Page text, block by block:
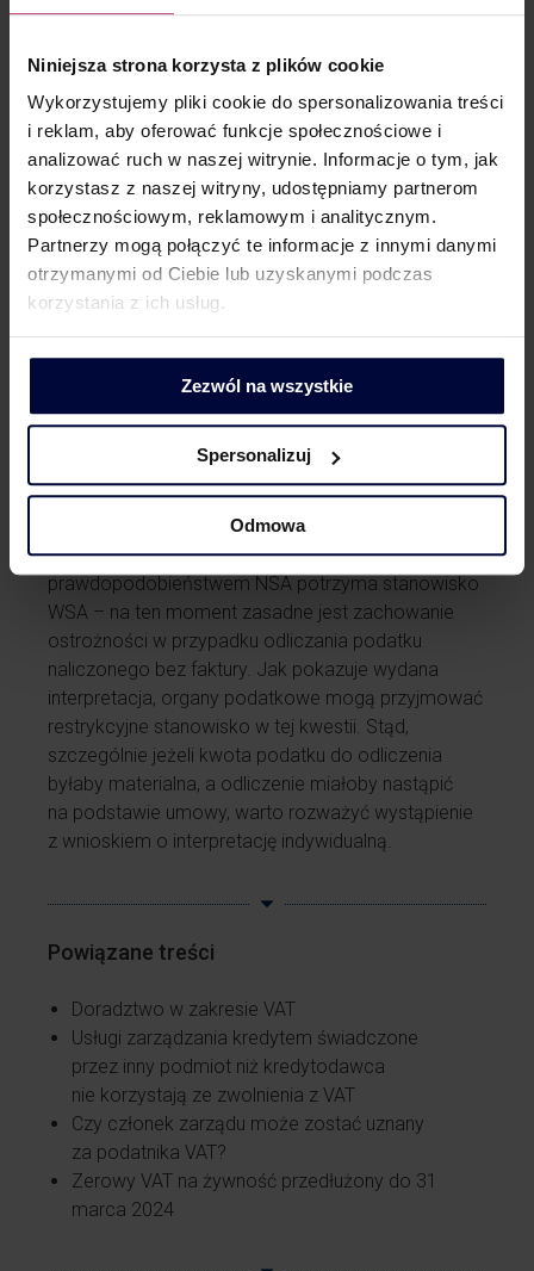
Niniejsza strona korzysta z plików cookie
Wykorzystujemy pliki cookie do spersonalizowania treści
i reklam, aby oferować funkcje społecznościowe i
analizować ruch w naszej witrynie. Informacje o tym, jak
korzystasz z naszej witryny, udostępniamy partnerom
społecznościowym, reklamowym i analitycznym.
Partnerzy mogą połączyć te informacje z innymi danymi
otrzymanymi od Ciebie lub uzyskanymi podczas
korzystania z ich usług.
Zezwól na wszystkie
Spersonalizuj
Odmowa
orzeczniczej, która da podatnikom prawo
do odliczenia podatku naliczonego, mimo
nieotrzymania faktury od kontrahenta, a wyłącznie
na podstawie umowy. W takim przypadku należy
jednak zadbać, aby w umowie została zawarta
kwota podatku VAT, jak i inne elementy niezbędne
do uznania, że spełnione zostały materialne warunki
prawa do odliczenia. Warto też przeanalizować,
czy w przeszłości podatnicy nie odliczyli podatku
zakresie przeanalizować treść umowy
oraz rozważyć możliwość dokonania odliczenia
podatku naliczonego, jak też okres, za który takie
odliczenie mogłoby nastąpić.
Podkreślmy jednak, że – choć, w razie skargi
kasacyjnej, wydaje się, że z dużym
prawdopodobieństwem NSA potrzyma stanowisko
WSA – na ten moment zasadne jest zachowanie
ostrożności w przypadku odliczania podatku
naliczonego bez faktury. Jak pokazuje wydana
interpretacja, organy podatkowe mogą przyjmować
restrykcyjne stanowisko w tej kwestii. Stąd,
szczególnie jeżeli kwota podatku do odliczenia
byłaby materialna, a odliczenie miałoby nastąpić
na podstawie umowy, warto rozważyć wystąpienie
z wnioskiem o interpretację indywidualną.
Powiązane treści
Doradztwo w zakresie VAT
Usługi zarządzania kredytem świadczone
przez inny podmiot niż kredytodawca
nie korzystają ze zwolnienia z VAT
Czy członek zarządu może zostać uznany
za podatnika VAT?
Zerowy VAT na żywność przedłużony do 31
marca 2024